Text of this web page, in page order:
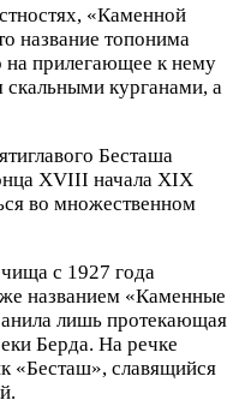
«Каменной
название топонима
прилегающее к нему
курганами, а
Бесташа
XVIII начала XIX
во множественном
с 1927 года
названием «Каменные
лишь протекающая
Берда. На речке
«Бесташ», славящийся